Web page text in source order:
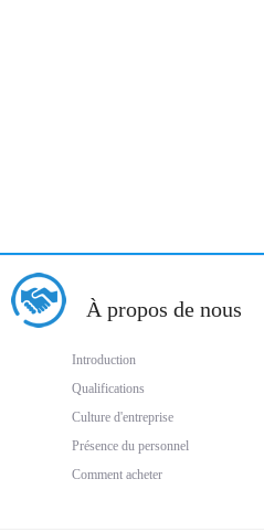
À propos de nous
Introduction
Qualifications
Culture d'entreprise
Présence du personnel
Comment acheter